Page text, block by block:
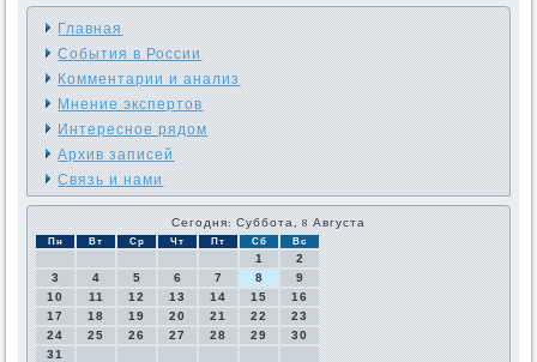
Главная
События в России
Комментарии и анализ
Мнение экспертов
Интересное рядом
Архив записей
Связь и нами
Сегодня: Суббота, 8 Августа
Пн Вт Ср Чт Пт Сб Вс
1
2
3
4 5 6 7 8
9
10
11 12 13 14 15
16
17
18 19 20 21 22
23
24
25 26 27 28 29
30
31